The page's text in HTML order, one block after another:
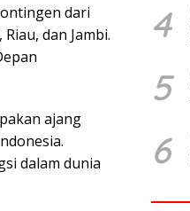
dari
dan Jambi.
ajang
dalam dunia
4
5
6